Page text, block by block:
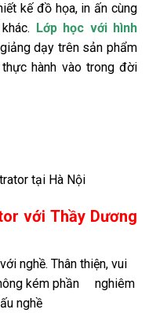
kế đồ họa, in ấn cùng
Lớp học với hình
dạy trên sản phẩm
hành vào trong đời
với Thầy Dương
nghề. Thân thiện, vui
kém phần nghiêm
nghề